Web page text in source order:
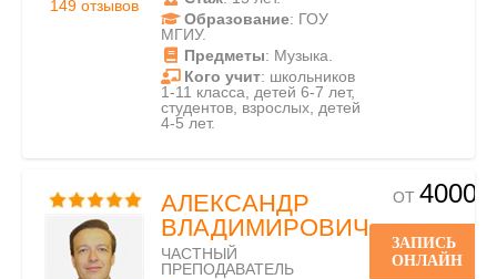
149 отзывов
Образование: ГОУ
МГИУ.
Предметы: Музыка.
Кого учит: школьников
1-11 класса, детей 6-7 лет,
студентов, взрослых, детей
4-5 лет.
АЛЕКСАНДР
ВЛАДИМИРОВИЧ
ЧАСТНЫЙ
ПРЕПОДАВАТЕЛЬ
ОТ 4000
ЗАПИСЬ
ОНЛАЙН